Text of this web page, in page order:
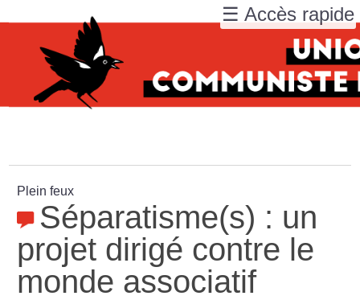
Plein feux
Séparatisme(s) : un
projet dirigé contre le
monde associatif
☰ Accès rapide